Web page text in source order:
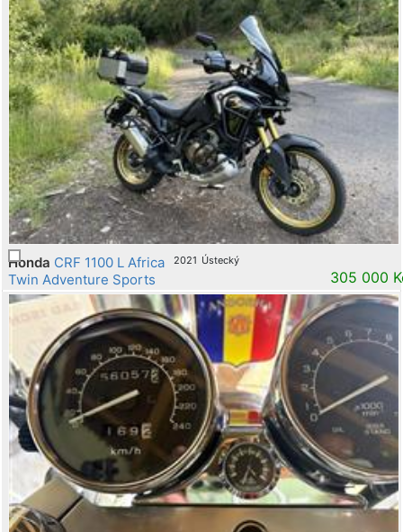
Honda CRF 1100 L Africa
Twin Adventure Sports
2021 Ústecký
305 000